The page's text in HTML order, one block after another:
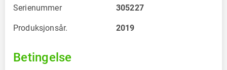
Serienummer 305227
Produksjonsår. 2019
Betingelse